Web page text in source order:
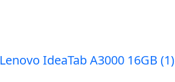
Lenovo IdeaTab A3000 16GB (1)